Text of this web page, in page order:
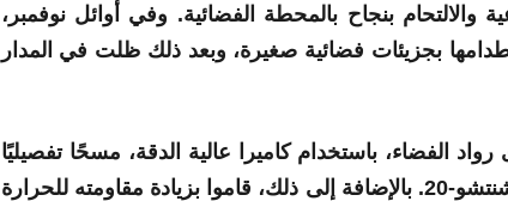
والالتحام بنجاح بالمحطة الفضائية. وفي أوائل نوفمبر،
بجزيئات فضائية صغيرة، وبعد ذلك ظلت في المدار
في 9 ديسمبر، أجرى رواد الفضاء، باستخدام كاميرا عالية الدقة، مسحًا تفصيليًا
للشقوق الموجودة على نوافذ وحدة الهبوط شنتشو-20. بالإضافة إلى ذلك، قاموا بزيادة مقاومته للحرارة